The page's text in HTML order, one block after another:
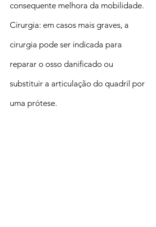
consequente melhora da mobilidade.
Cirurgia: em casos mais graves, a
cirurgia pode ser indicada para
reparar o osso danificado ou
substituir a articulação do quadril por
uma prótese.